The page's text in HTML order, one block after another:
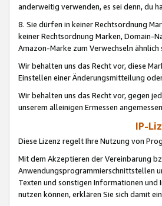
anderweitig verwenden, es sei denn, du
8. Sie dürfen in keiner Rechtsordnung
keiner Rechtsordnung Marken, Domain-
Amazon-Marke zum Verwechseln ähnlich
Wir behalten uns das Recht vor, diese
Einstellen einer Änderungsmitteilung
Wir behalten uns das Recht vor, gegen
unserem alleinigen Ermessen
IP-
Diese Lizenz regelt Ihre Nutzung von
Mit dem Akzeptieren der Vereinbarung
Anwendungsprogrammierschnittstellen
Texten und sonstigen Informationen und
nutzen können, erklären Sie sich damit